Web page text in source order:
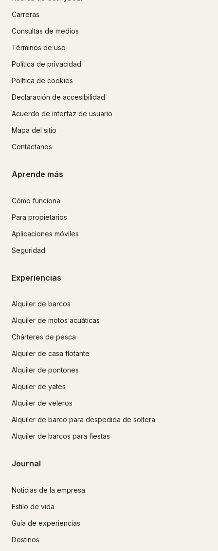
Carreras
Consultas de medios
Términos de uso
Política de privacidad
Política de cookies
Declaración de accesibilidad
Acuerdo de interfaz de usuario
Mapa del sitio
Contáctanos
Aprende más
Cómo funciona
Para propietarios
Aplicaciones móviles
Seguridad
Experiencias
Alquiler de barcos
Alquiler de motos acuáticas
Chárteres de pesca
Alquiler de casa flotante
Alquiler de pontones
Alquiler de yates
Alquiler de veleros
Alquiler de barco para despedida de soltera
Alquiler de barcos para fiestas
Journal
Noticias de la empresa
Estilo de vida
Guía de experiencias
Destinos